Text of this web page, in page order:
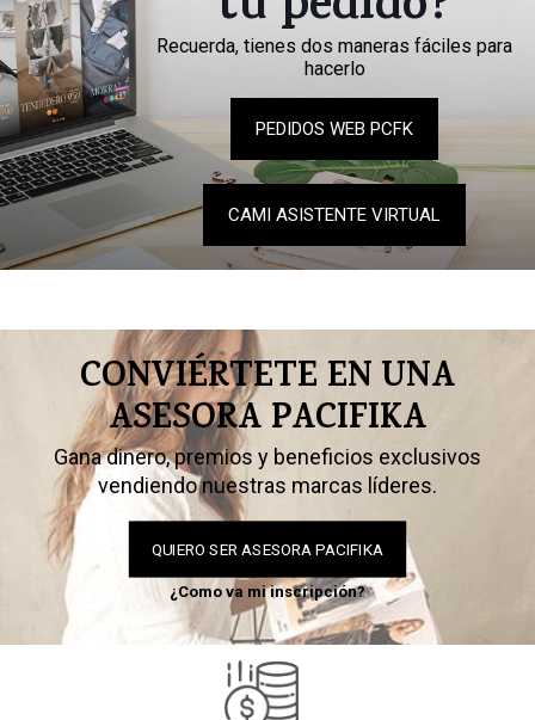
Recuerda, tienes dos maneras fáciles para
hacerlo
PEDIDOS WEB PCFK
CAMI ASISTENTE VIRTUAL
CONVIÉRTETE EN UNA
ASESORA PACIFIKA
Gana dinero, premios y beneficios exclusivos
vendiendo nuestras marcas líderes.
QUIERO SER ASESORA PACIFIKA
¿Como va mi inscripción?